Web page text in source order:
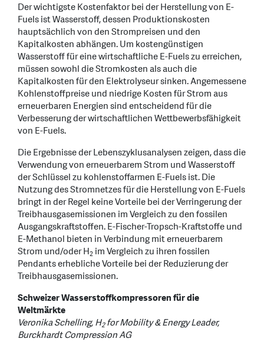
Der wichtigste Kostenfaktor bei der Herstellung von E-
Fuels ist Wasserstoff, dessen Produktionskosten
hauptsächlich von den Strompreisen und den
Kapitalkosten abhängen. Um kostengünstigen
Wasserstoff für eine wirtschaftliche E-Fuels zu erreichen,
müssen sowohl die Stromkosten als auch die
Kapitalkosten für den Elektrolyseur sinken. Angemessene
Kohlenstoffpreise und niedrige Kosten für Strom aus
erneuerbaren Energien sind entscheidend für die
Verbesserung der wirtschaftlichen Wettbewerbsfähigkeit
von E-Fuels.
Die Ergebnisse der Lebenszyklusanalysen zeigen, dass die
Verwendung von erneuerbarem Strom und Wasserstoff
der Schlüssel zu kohlenstoffarmen E-Fuels ist. Die
Nutzung des Stromnetzes für die Herstellung von E-Fuels
bringt in der Regel keine Vorteile bei der Verringerung der
Treibhausgasemissionen im Vergleich zu den fossilen
Ausgangskraftstoffen. E-Fischer-Tropsch-Kraftstoffe und
E-Methanol bieten in Verbindung mit erneuerbarem
Strom und/oder H2 im Vergleich zu ihren fossilen
Pendants erhebliche Vorteile bei der Reduzierung der
Treibhausgasemissionen.
Schweizer Wasserstoffkompressoren für die
Weltmärkte
Veronika Schelling, H2for Mobility & Energy Leader,
Burckhardt Compression AG